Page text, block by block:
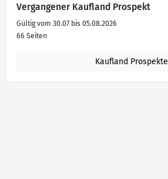
Vergangener Kaufland Prospekt
Gültig vom 30.07 bis 05.08.2026
66 Seiten
Kaufland Prospekte